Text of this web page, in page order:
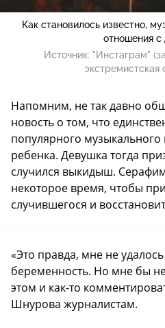
Как становилось известно,
отношения с
Источник: "Инстаграм"
экстремистская
Напомним, не так давно
новость о том, что
популярного музыкального
ребенка. Девушка тогда
случился выкидыш.
некоторое время, чтобы
случившегося и
«Это правда, мне не
беременность. Но мне бы
этом и как-то
Шнурова журналистам.